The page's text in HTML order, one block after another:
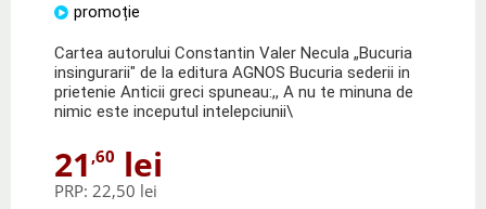
promoție
Cartea autorului Constantin Valer Necula „Bucuria
insingurarii" de la editura AGNOS Bucuria sederii in
prietenie Anticii greci spuneau:,, A nu te minuna de
nimic este inceputul intelepciunii\
21 ,60 lei
PRP: 22,50 lei